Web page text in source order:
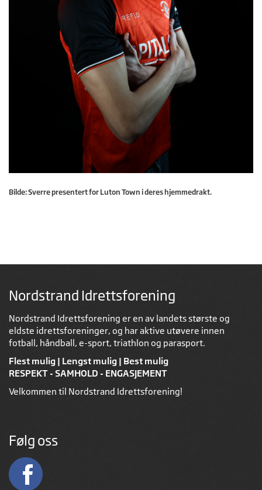
Bilde: Sverre presentert for Luton Town i deres hjemmedrakt.
Nordstrand Idrettsforening
Nordstrand Idrettsforening er en av landets største og
eldste idrettsforeninger, og har aktive utøvere innen
fotball, håndball, e-sport, triathlon og parasport.
Flest mulig | Lengst mulig | Best mulig
RESPEKT - SAMHOLD - ENGASJEMENT
Velkommen til Nordstrand Idrettsforening!
Følg oss